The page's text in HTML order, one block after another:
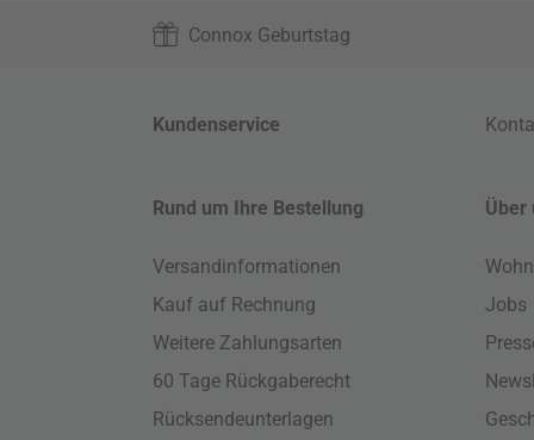
Connox Geburtstag
Kundenservice
Rund um Ihre Bestellung
Versandinformationen
Kauf auf Rechnung
Weitere Zahlungsarten
60 Tage Rückgaberecht
Rücksendeunterlagen
Über
Jobs